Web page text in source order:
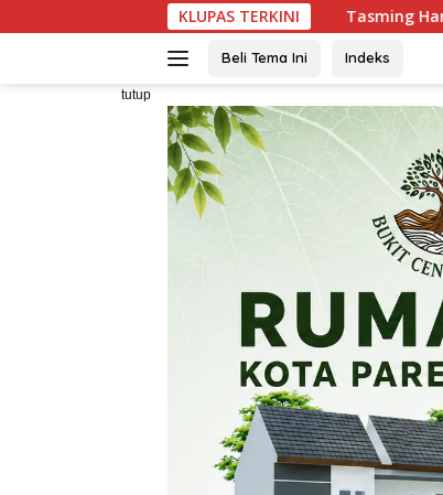
ke
KLUPAS TERKINI
Tasming Hamid Dorong
Beli Tema Ini Indeks
tutup